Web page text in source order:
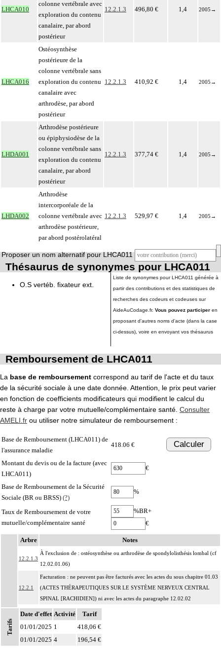
LHCA010
colonne vertébrale avec
exploration du contenu
canalaire, par abord
postérieur
12.2.1.3 496,80 € 1,4 2005 →
LHCA016
Ostéosynthèse
postérieure de la
colonne vertébrale sans
exploration du contenu
canalaire avec
arthrodèse, par abord
postérieur
12.2.1.3 410,92 € 1,4 2005 →
LHDA001
Arthrodèse postérieure
ou épiphysiodèse de la
colonne vertébrale sans
exploration du contenu
canalaire, par abord
postérieur
12.2.1.3 377,74 € 1,4 2005 →
LHDA002
Arthrodèse
intercorporéale de la
colonne vertébrale avec
arthrodèse postérieure,
par abord postérolatéral
12.2.1.3 529,97 € 1,4 2005 →
Proposer un nom alternatif pour LHCA011
Thésaurus de synonymes pour LHCA011
O.S vertéb. fixateur ext.
Liste de synonymes pour LHCA011 générée à
partir des contributions et des statistiques de
recherches des codeurs et codeuses sur
AideAuCodage.fr. Vous pouvez participer en
proposant d'autres noms d'acte (dans la case
ci-dessus), voire en envoyant vos thésaurus
Remboursement de LHCA011
La base de remboursement correspond au tarif de l'acte et du taux
de la sécurité sociale à une date donnée. Attention, le prix peut varier
en fonction de coefficients modificateurs qui modifient le calcul du
reste à charge par votre mutuelle/complémentaire santé. Consulter
AMELI.fr ou utiliser notre simulateur de remboursement :
Base de Remboursement (LHCA011) de
l'assurance maladie
418.06 € Calculer
Montant du devis ou de la facture (avec
LHCA011)
€
Base de Remboursement de la Sécurité
Sociale (BR ou BRSS) (?)
%
Taux de Remboursement de votre
mutuelle/complémentaire santé
%BR+
€
Arbre Notes
12.2.1.3
À l'exclusion de : ostéosynthèse ou arthrodèse de spondylolisthésis lombal (cf
12.02.01.06)
12.2.1
Facturation : ne peuvent pas être facturés avec les actes du sous chapitre 01.03
(ACTES THÉRAPEUTIQUES SUR LE SYSTÈME NERVEUX CENTRAL
SPINAL [RACHIDIEN]) ni avec les actes du paragraphe 12.02.02
12
Par étage de la colonne vertébrale, on entend : hauteur occupée par deux
vertèbres adjacentes, le disque intervertébral et les formations
Tarifs
Date d'effet Activité
Tarif
01/01/2025 1
418,06 €
01/01/2025 4 196,54 €